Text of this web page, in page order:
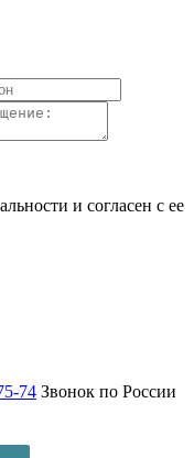
и согласен с ее
74 Звонок по России